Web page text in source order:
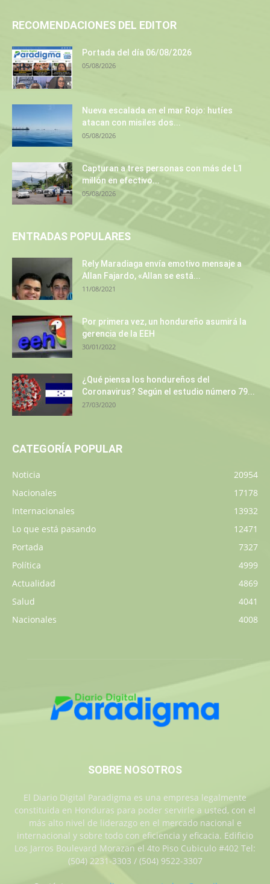
RECOMENDACIONES DEL EDITOR
Portada del día 06/08/2026
05/08/2026
Nueva escalada en el mar Rojo: hutíes
atacan con misiles dos...
05/08/2026
Capturan a tres personas con más de L1
millón en efectivo...
05/08/2026
ENTRADAS POPULARES
Rely Maradiaga envía emotivo mensaje a
Allan Fajardo, «Allan se está...
11/08/2021
Por primera vez, un hondureño asumirá la
gerencia de la EEH
30/01/2022
¿Qué piensa los hondureños del
Coronavirus? Según el estudio número 79...
27/03/2020
CATEGORÍA POPULAR
Noticia
20954
Nacionales
17178
Internacionales
13932
Lo que está pasando
12471
Portada
7327
Política
4999
Actualidad
4869
Salud
4041
Nacionales
4008
SOBRE NOSOTROS
El Diario Digital Paradigma es una empresa legalmente
constituida en Honduras para poder servirle a usted, con el
más alto nivel de liderazgo en el mercado nacional e
internacional y sobre todo con eficiencia y eficacia. Edificio
Los Jarros Boulevard Morazan el 4to Piso Cubiculo #402 Tel:
(504) 2231-3303 / (504) 9522-3307